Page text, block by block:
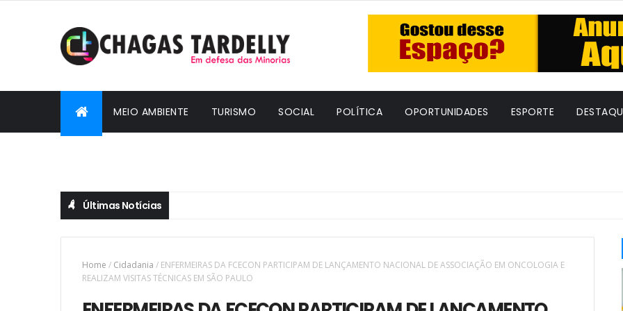
MEIO AMBIENTE TURISMO SOCIAL POLÍTICA OPORTUNIDADES ESPORTE
Últimas Notícias
Home / Cidadania / ENFERMEIRAS DA FCECON PARTICIPAM DE LANÇAMENTO NACIONAL DE ASSOCIAÇÃO EM ONCOLOGIA E
REALIZAM VISITAS TÉCNICAS EM SÃO PAULO